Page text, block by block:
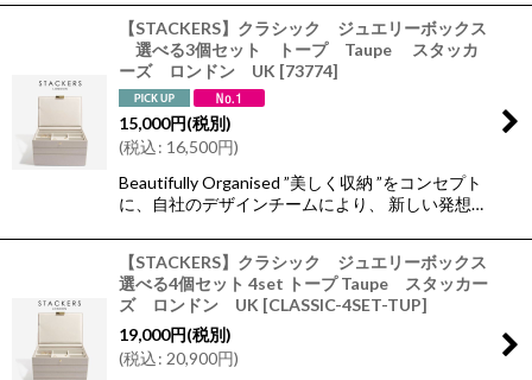
【STACKERS】クラシック ジュエリーボックス
選べる3個セット トープ Taupe スタッカ
ーズ ロンドン UK [73774]
15,000円(税別)
(税込: 16,500円)
Beautifully Organised ”美しく収納 ”をコンセプト
に、自社のデザインチームにより、 新しい発想…
【STACKERS】クラシック ジュエリーボックス
選べる4個セット 4set トープ Taupe スタッカー
ズ ロンドン UK [CLASSIC-4SET-TUP]
19,000円(税別)
(税込: 20,900円)